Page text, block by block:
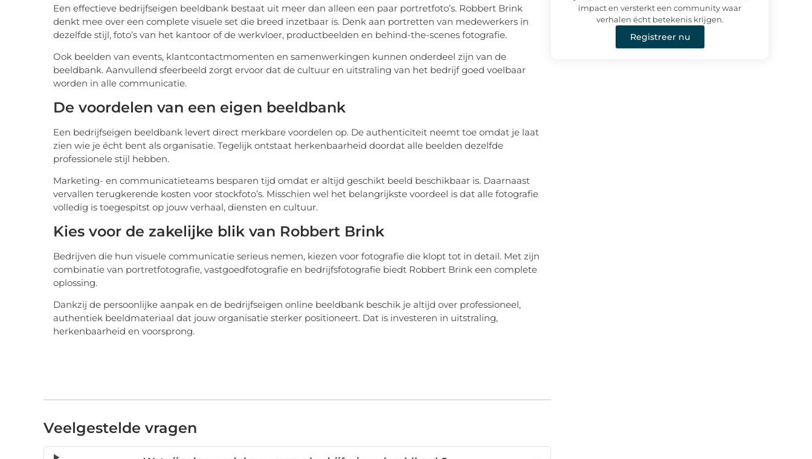
Een effectieve bedrijfseigen beeldbank bestaat uit meer dan alleen een paar portretfoto’s. Robbert Brink
denkt mee over een complete visuele set die breed inzetbaar is. Denk aan portretten van medewerkers in
dezelfde stijl, foto’s van het kantoor of de werkvloer, productbeelden en behind-the-scenes fotografie.
Ook beelden van events, klantcontactmomenten en samenwerkingen kunnen onderdeel zijn van de
beeldbank. Aanvullend sfeerbeeld zorgt ervoor dat de cultuur en uitstraling van het bedrijf goed voelbaar
worden in alle communicatie.
De voordelen van een eigen beeldbank
Een bedrijfseigen beeldbank levert direct merkbare voordelen op. De authenticiteit neemt toe omdat je laat
zien wie je écht bent als organisatie. Tegelijk ontstaat herkenbaarheid doordat alle beelden dezelfde
professionele stijl hebben.
Marketing- en communicatieteams besparen tijd omdat er altijd geschikt beeld beschikbaar is. Daarnaast
vervallen terugkerende kosten voor stockfoto’s. Misschien wel het belangrijkste voordeel is dat alle fotografie
volledig is toegespitst op jouw verhaal, diensten en cultuur.
Kies voor de zakelijke blik van Robbert Brink
Bedrijven die hun visuele communicatie serieus nemen, kiezen voor fotografie die klopt tot in detail. Met zijn
combinatie van portretfotografie, vastgoedfotografie en bedrijfsfotografie biedt Robbert Brink een complete
oplossing.
Dankzij de persoonlijke aanpak en de bedrijfseigen online beeldbank beschik je altijd over professioneel,
authentiek beeldmateriaal dat jouw organisatie sterker positioneert. Dat is investeren in uitstraling,
herkenbaarheid en voorsprong.
Veelgestelde vragen
impact en versterkt een community waar
verhalen écht betekenis krijgen.
Registreer nu